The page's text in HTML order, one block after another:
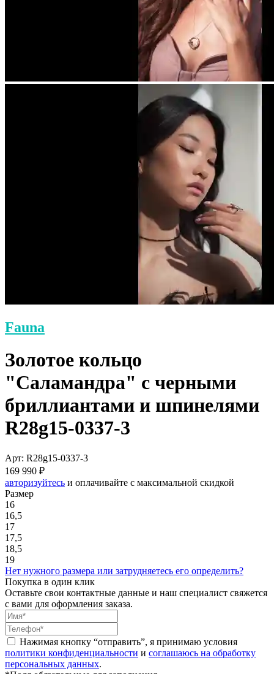
Fauna
Золотое кольцо
"Саламандра" с черными
бриллиантами и шпинелями
R28g15-0337-3
Арт: R28g15-0337-3
169 990 ₽
авторизуйтесь и оплачивайте с максимальной скидкой
Размер
16
16,5
17
17,5
18,5
19
Нет нужного размера или затрудняетесь его определить?
Покупка в один клик
Оставьте свои контактные данные и наш специалист свяжется
с вами для оформления заказа.
Нажимая кнопку “отправить”, я принимаю условия
политики конфиденциальности и соглашаюсь на обработку
персональных данных.